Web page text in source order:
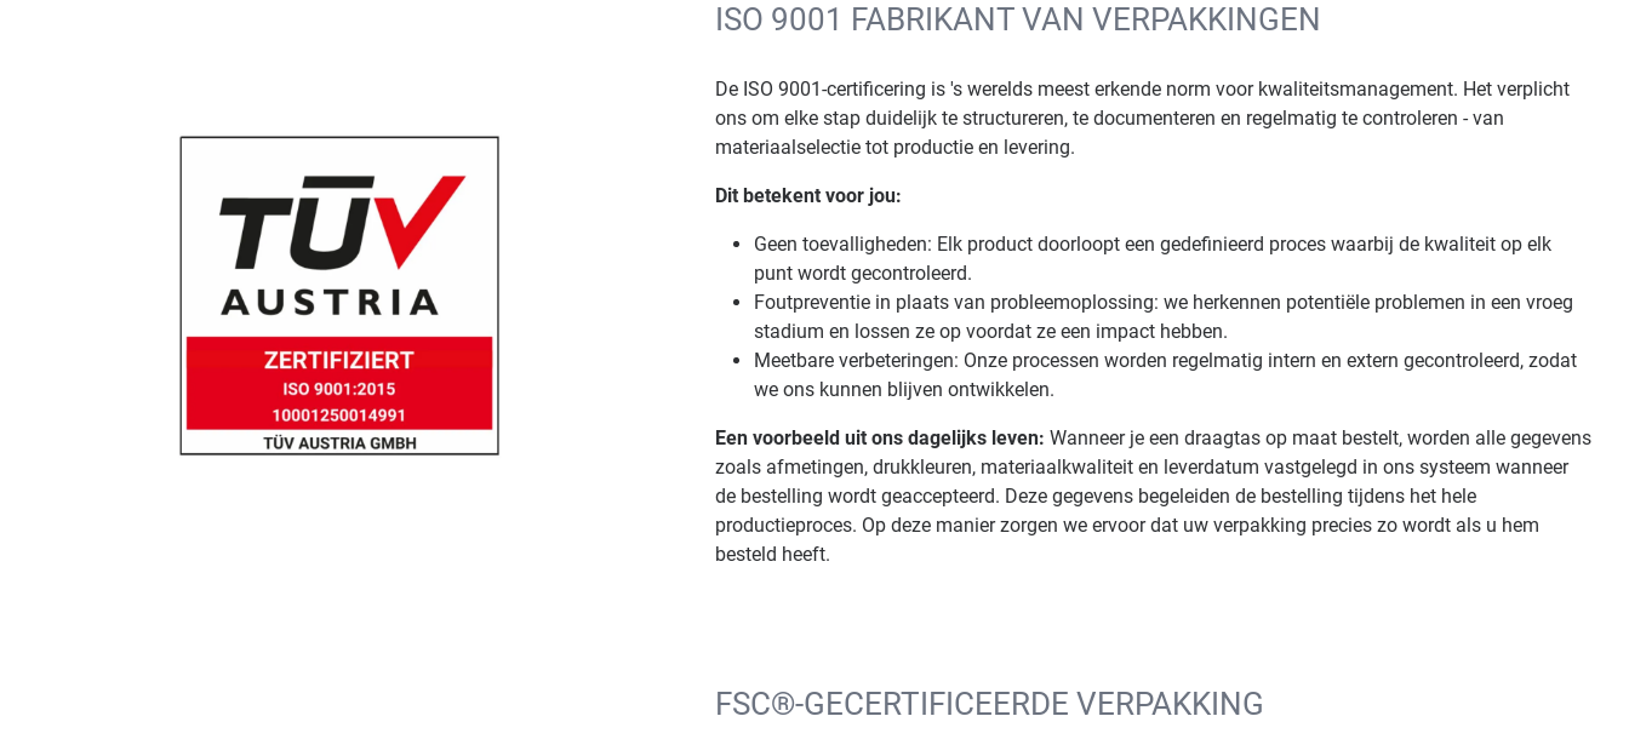
ISO 9001 FABRIKANT VAN VERPAKKINGEN
De ISO 9001-certificering is 's werelds meest erkende norm voor kwaliteitsmanagement. Het verplicht
ons om elke stap duidelijk te structureren, te documenteren en regelmatig te controleren - van
materiaalselectie tot productie en levering.
Dit betekent voor jou:
Geen toevalligheden: Elk product doorloopt een gedefinieerd proces waarbij de kwaliteit op elk
punt wordt gecontroleerd.
Foutpreventie in plaats van probleemoplossing: we herkennen potentiële problemen in een vroeg
stadium en lossen ze op voordat ze een impact hebben.
Meetbare verbeteringen: Onze processen worden regelmatig intern en extern gecontroleerd, zodat
we ons kunnen blijven ontwikkelen.
Een voorbeeld uit ons dagelijks leven: Wanneer je een draagtas op maat bestelt, worden alle gegevens
zoals afmetingen, drukkleuren, materiaalkwaliteit en leverdatum vastgelegd in ons systeem wanneer
de bestelling wordt geaccepteerd. Deze gegevens begeleiden de bestelling tijdens het hele
productieproces. Op deze manier zorgen we ervoor dat uw verpakking precies zo wordt als u hem
besteld heeft.
FSC®-GECERTIFICEERDE VERPAKKING